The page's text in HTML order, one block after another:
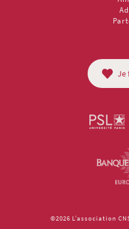
Je
©2026 L’association